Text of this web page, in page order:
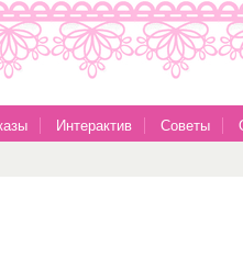
Интерактив Советы